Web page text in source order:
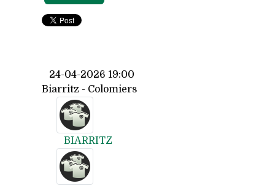
24-04-2026 19:00
Biarritz - Colomiers
BIARRITZ